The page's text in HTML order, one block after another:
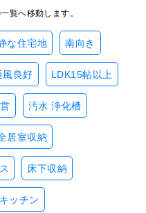
覧へ移動します。
な住宅地 南向き
風良好 LDK15帖以上
汚水 浄化槽
居室収納
床下収納
ッチン